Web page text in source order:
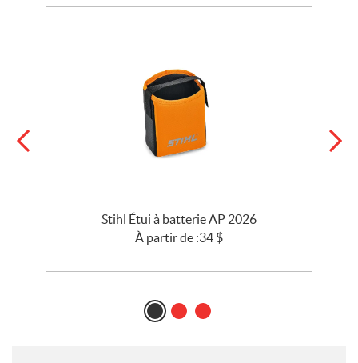
Stihl Étui à batterie AP 2026
À partir de :34 $